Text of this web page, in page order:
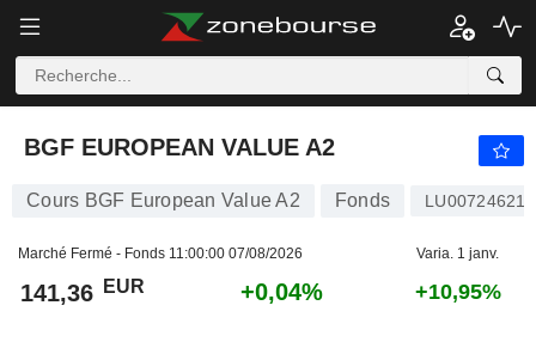
BGF EUROPEAN VALUE A2
BGF EUROPEAN VALUE A2
Cours BGF European Value A2 Fonds
Marché Fermé - Fonds 11:00:00 07/08/2026 Varia. 1 janv.
141,36 EUR +0,04% +10,95%